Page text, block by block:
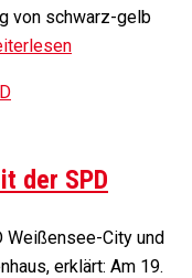
von schwarz-gelb
der SPD
Weißensee-City und
erklärt: Am 19.